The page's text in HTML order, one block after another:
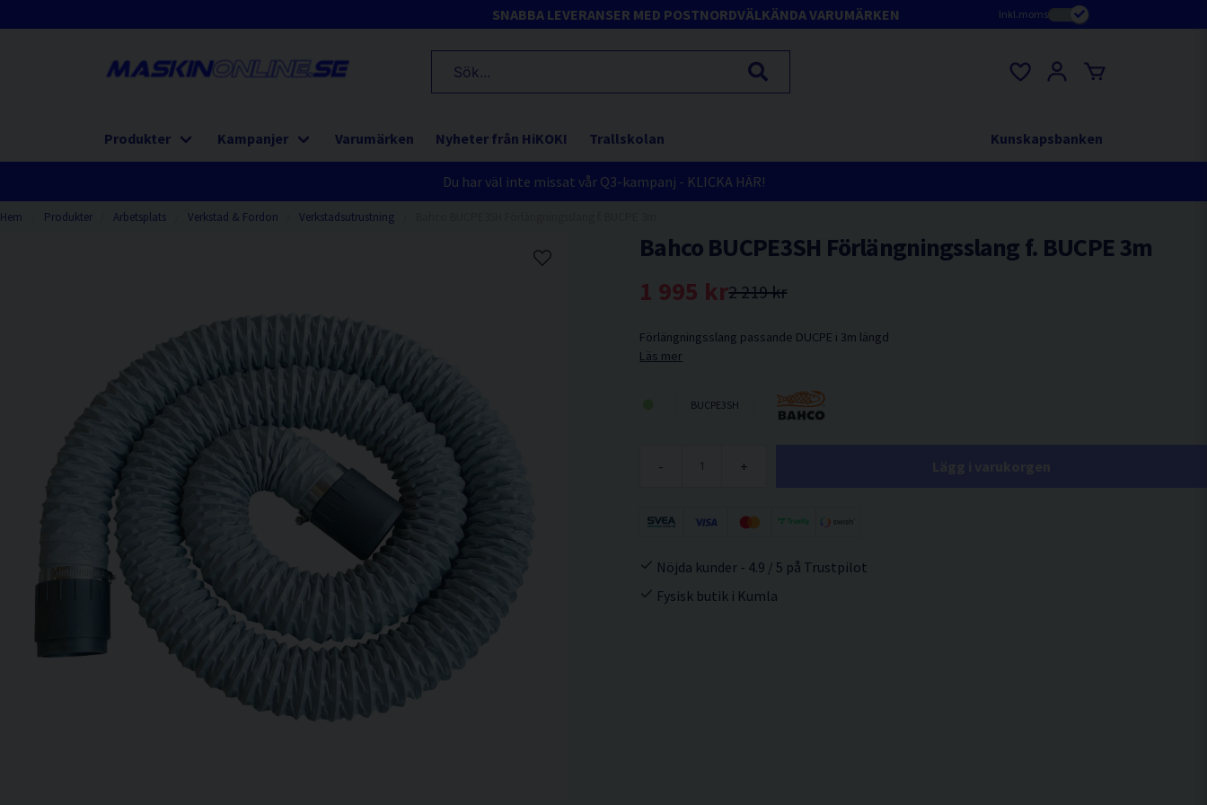
SNABBA LEVERANSER MED POSTNORDVÄLKÄNDA VARUMÄRKEN Inkl.moms
Produkter Kampanjer Varumärken Nyheter från HiKOKI Trallskolan Kunskapsbanken
Du har väl inte missat vår Q3-kampanj - KLICKA HÄR!
Hem Produkter Arbetsplats Verkstad & Fordon Verkstadsutrustning
Bahco BUCPE3SH Förlängningsslang f. BUCPE 3m
2 219 kr
1 995 kr
Förlängningsslang passande DUCPE i 3m längd
Läs mer
BUCPE3SH
- +
Nöjda kunder - 4.9 / 5 på Trustpilot
Fysisk butik i Kumla